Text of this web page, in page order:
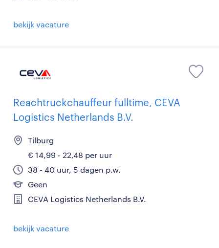
bekijk vacature
Reachtruckchauffeur fulltime, CEVA
Logistics Netherlands B.V.
Tilburg
€ 14,99 - 22,48 per uur
38 - 40 uur, 5 dagen p.w.
Geen
CEVA Logistics Netherlands B.V.
bekijk vacature